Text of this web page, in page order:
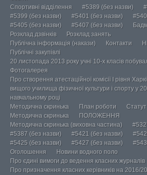
Спортивні відділення
#5389 (без назви)
#5399 (без назви)
#5401 (без назви)
#5405 (без назви)
#5407 (без назви)
Розклад дзвінків
Розклад занять
Публічна інформація (накази)
Контакти
Публічні закупівлі
20 листопада 2013 року учні 10-х класів
Фотогалерея
Про створення атестаційної комісії І рівня
вищого училища фізичної культури і спорту у
навчальному році
Методична скринька
План роботи Статут
Методична скринька
ПОЛОЖЕННЯ
Методична скринька (виховна частина)
#5387 (без назви)
#5421 (без назви)
#5425 (без назви)
#5427 (без назви)
Оголошення
Новини водного поло
Про єдині вимоги до ведення класних журналів
Про призначення класних керівників на 2016/